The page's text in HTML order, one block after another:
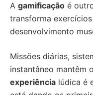
A gamificação é
transforma
desenvolvimento
Missões diárias,
instantâneo mantêm
experiência lúdica é